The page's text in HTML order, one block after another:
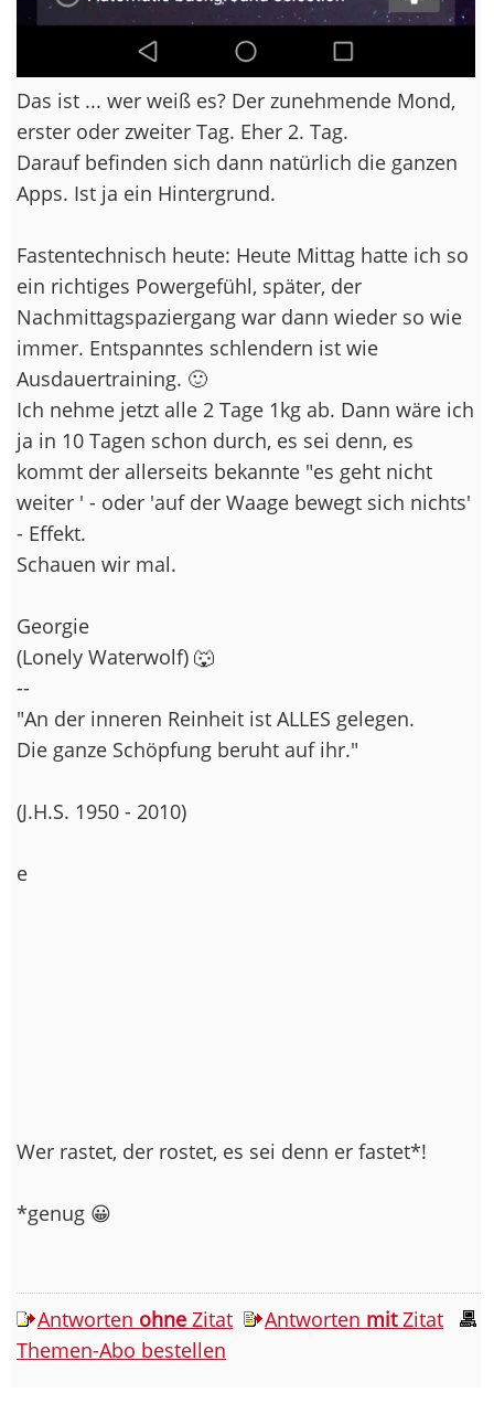
Das ist ... wer weiß es? Der zunehmende Mond,
erster oder zweiter Tag. Eher 2. Tag.
Darauf befinden sich dann natürlich die ganzen
Apps. Ist ja ein Hintergrund.
Fastentechnisch heute: Heute Mittag hatte ich so
ein richtiges Powergefühl, später, der
Nachmittagspaziergang war dann wieder so wie
immer. Entspanntes schlendern ist wie
Ausdauertraining. 🙂
Ich nehme jetzt alle 2 Tage 1kg ab. Dann wäre ich
ja in 10 Tagen schon durch, es sei denn, es
kommt der allerseits bekannte "es geht nicht
weiter ' - oder 'auf der Waage bewegt sich nichts'
- Effekt.
Schauen wir mal.
Georgie
(Lonely Waterwolf) 🐺
--
"An der inneren Reinheit ist ALLES gelegen.
Die ganze Schöpfung beruht auf ihr."
(J.H.S. 1950 - 2010)
e
Wer rastet, der rostet, es sei denn er fastet*!
*genug 😀
Antworten ohne Zitat Antworten mitZitat
Themen-Abo bestellen